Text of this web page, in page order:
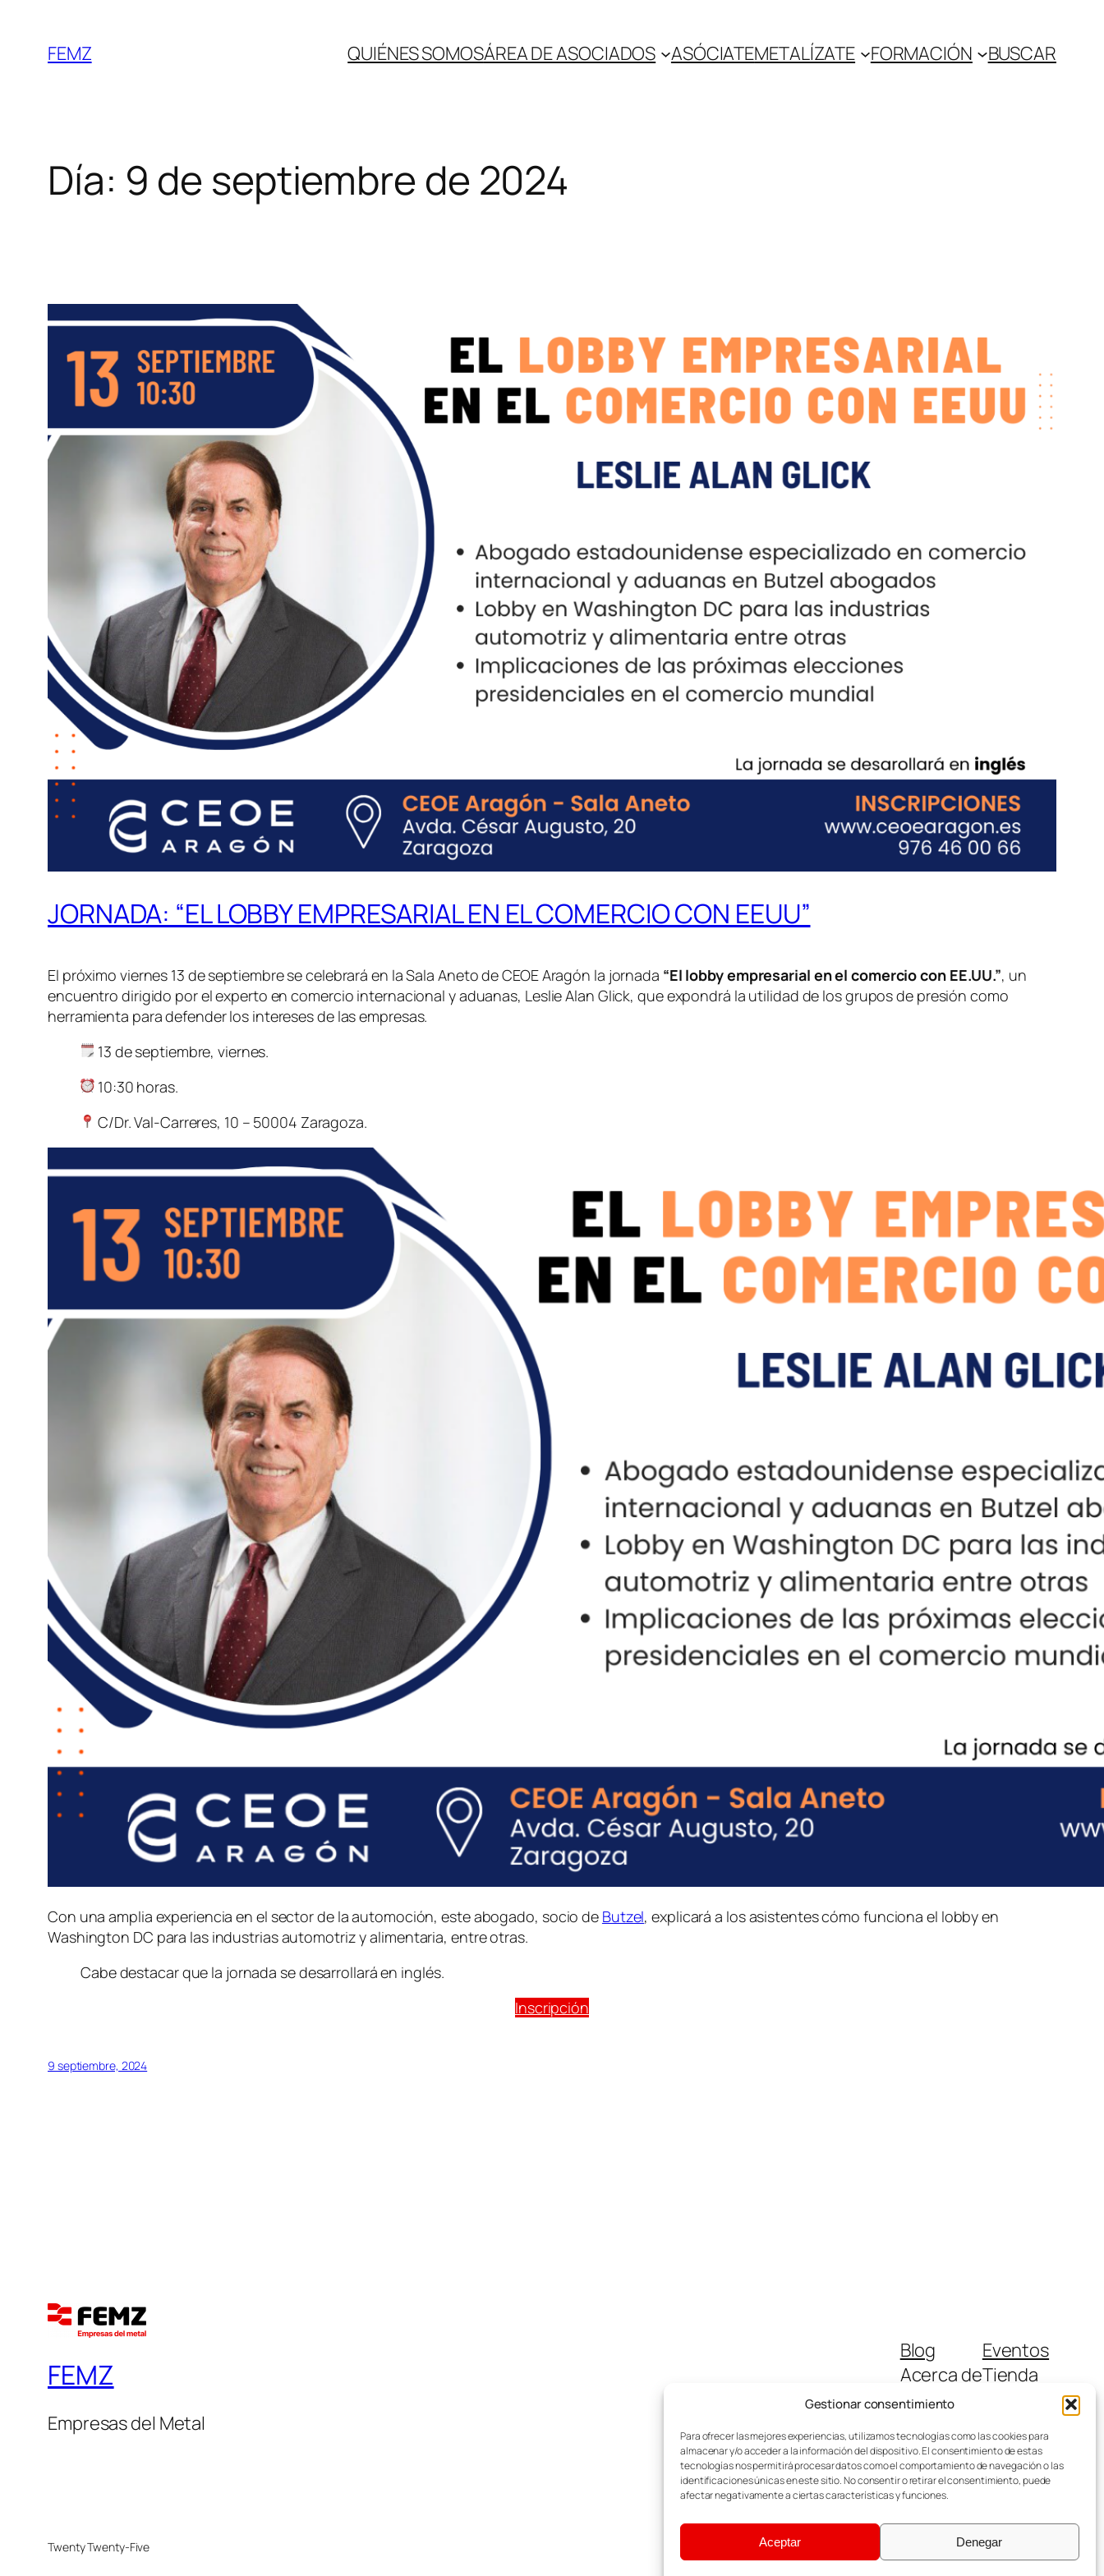
Gestionar consentimiento
Para ofrecer las mejores experiencias, utilizamos tecnologías como las cookies para
almacenar y/o acceder a la información del dispositivo. El consentimiento de estas
tecnologías nos permitirá procesar datos como el comportamiento de navegación o las
identificaciones únicas en este sitio. No consentir o retirar el consentimiento, puede
afectar negativamente a ciertas características y funciones.
Aceptar Denegar
FEMZ QUIÉNES SOMOSÁREA DE ASOCIADOS ASÓCIATEMETALÍZATE FORMACIÓN BUSCAR
Día: 9 de septiembre de 2024
JORNADA: “EL LOBBY EMPRESARIAL EN EL COMERCIO CON EEUU”
El próximo viernes 13 de septiembre se celebrará en la Sala Aneto de CEOE Aragón la jornada “El lobby empresarial en el comercio con EE.UU.”, un
encuentro dirigido por el experto en comercio internacional y aduanas, Leslie Alan Glick, que expondrá la utilidad de los grupos de presión como
herramienta para defender los intereses de las empresas.
13 de septiembre, viernes.
10:30 horas.
C/Dr. Val-Carreres, 10 – 50004 Zaragoza.
Con una amplia experiencia en el sector de la automoción, este abogado, socio de Butzel, explicará a los asistentes cómo funciona el lobby en
Washington DC para las industrias automotriz y alimentaria, entre otras.
Cabe destacar que la jornada se desarrollará en inglés.
Inscripción
9 septiembre, 2024
FEMZ
Empresas del Metal
Blog
Acerca de
FAQs
Eventos
Tienda
Twenty Twenty-Five Diseñado conWordPress